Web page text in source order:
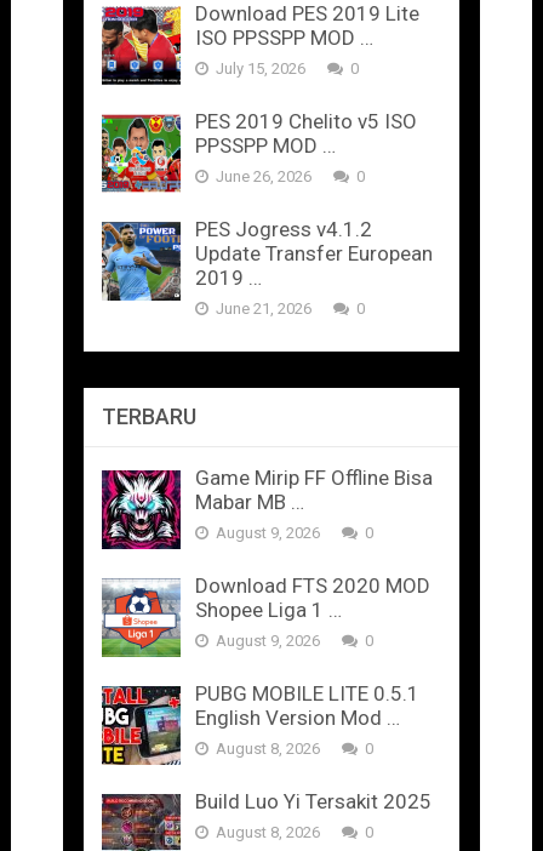
Download PES 2019 Lite
ISO PPSSPP MOD …
July 15, 2026 0
PES 2019 Chelito v5 ISO
PPSSPP MOD …
June 26, 2026 0
PES Jogress v4.1.2
Update Transfer European
2019 …
June 21, 2026 0
TERBARU
Game Mirip FF Offline Bisa
Mabar MB …
August 9, 2026 0
Download FTS 2020 MOD
Shopee Liga 1 …
August 9, 2026 0
PUBG MOBILE LITE 0.5.1
English Version Mod …
August 8, 2026 0
Build Luo Yi Tersakit 2025
August 8, 2026 0